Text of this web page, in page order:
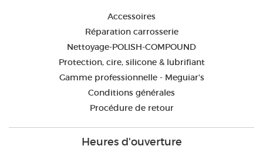
Accessoires
Réparation carrosserie
Nettoyage-POLISH-COMPOUND
Protection, cire, silicone & lubrifiant
Gamme professionnelle - Meguiar's
Conditions générales
Procédure de retour
Heures d'ouverture